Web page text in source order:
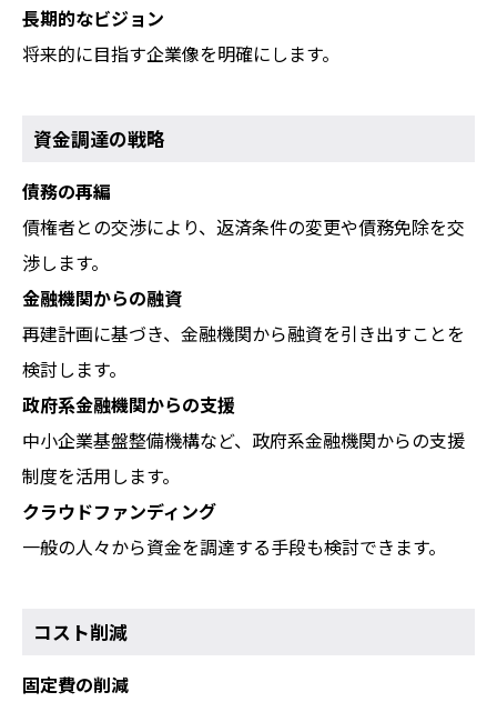
長期的なビジョン
将来的に目指す企業像を明確にします。
資金調達の戦略
債務の再編
債権者との交渉により、返済条件の変更や債務免除を交
渉します。
金融機関からの融資
再建計画に基づき、金融機関から融資を引き出すことを
検討します。
政府系金融機関からの支援
中小企業基盤整備機構など、政府系金融機関からの支援
制度を活用します。
クラウドファンディング
一般の人々から資金を調達する手段も検討できます。
コスト削減
固定費の削減